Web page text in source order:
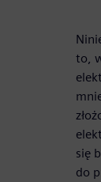
to,
się
do